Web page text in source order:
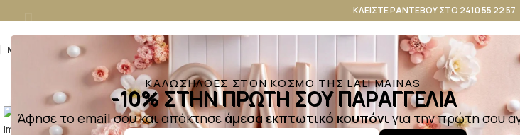
ΚΑΛΩΣΗΛΘΕΣ ΣΤΟΝ ΚΟΣΜΟ ΤΗΣ LALI MAINAS
-10% ΣΤΗΝ ΠΡΩΤΗ ΣΟΥ ΠΑΡΑΓΓΕΛΙΑ
Άφησε το email σου και απόκτησε άμεσα εκπτωτικό κουπόνι για την πρώτη σου
ΚΛΕΙΣΤΕ ΡΑΝΤΕΒΟΥ ΣΤΟ 2410 55 22 57
MENU
Κλικ για μεγέθυνση
Αρχική σελίδα
Μαρτυρικό